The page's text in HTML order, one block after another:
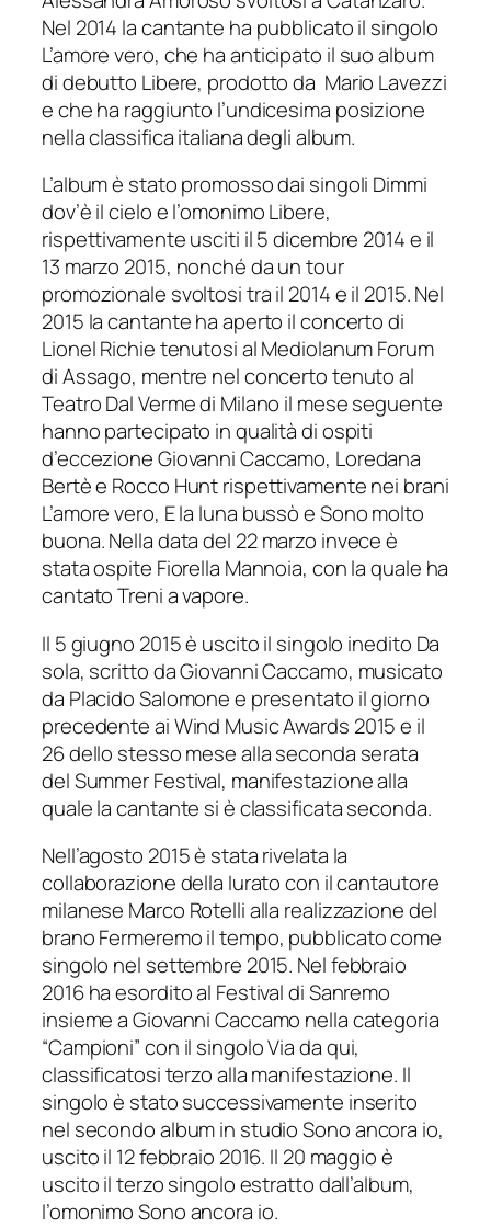
Nel 2014 la cantante ha pubblicato il singolo
L’amore vero, che ha anticipato il suo album
di debutto Libere, prodotto da Mario Lavezzi
e che ha raggiunto l’undicesima posizione
nella classifica italiana degli album.
L’album è stato promosso dai singoli Dimmi
dov’è il cieloe l’omonimoLibere,
rispettivamente usciti il 5 dicembre 2014 e il
13 marzo 2015, nonché da un tour
promozionale svoltosi tra il 2014 e il 2015. Nel
2015 la cantante ha aperto il concerto di
Lionel Richie tenutosi al Mediolanum Forum
di Assago, mentre nel concerto tenuto al
Teatro Dal Verme di Milano il mese seguente
hanno partecipato in qualità di ospiti
d’eccezione Giovanni Caccamo, Loredana
Bertè e Rocco Hunt rispettivamente nei brani
L’amore vero, E la luna bussòeSono molto
buona. Nella data del 22 marzo invece è
stata ospite Fiorella Mannoia, con la quale ha
cantatoTreni a vapore.
Il 5 giugno 2015 è uscito il singolo inedito Da
sola, scritto da Giovanni Caccamo, musicato
da Placido Salomone e presentato il giorno
precedente ai Wind Music Awards 2015 e il
26 dello stesso mese alla seconda serata
del Summer Festival, manifestazione alla
quale la cantante si è classificata seconda.
Nell’agosto 2015 è stata rivelata la
collaborazione della Iurato con il cantautore
milanese Marco Rotelli alla realizzazione del
branoFermeremo il tempo, pubblicato come
singolo nel settembre 2015. Nel febbraio
2016 ha esordito al Festival di Sanremo
insieme a Giovanni Caccamo nella categoria
“Campioni” con il singoloVia da qui,
classificatosi terzo alla manifestazione. Il
singolo è stato successivamente inserito
nel secondo album in studioSono ancora io,
uscito il 12 febbraio 2016. Il 20 maggio è
uscito il terzo singolo estratto dall’album,
l’omonimoSono ancora io.